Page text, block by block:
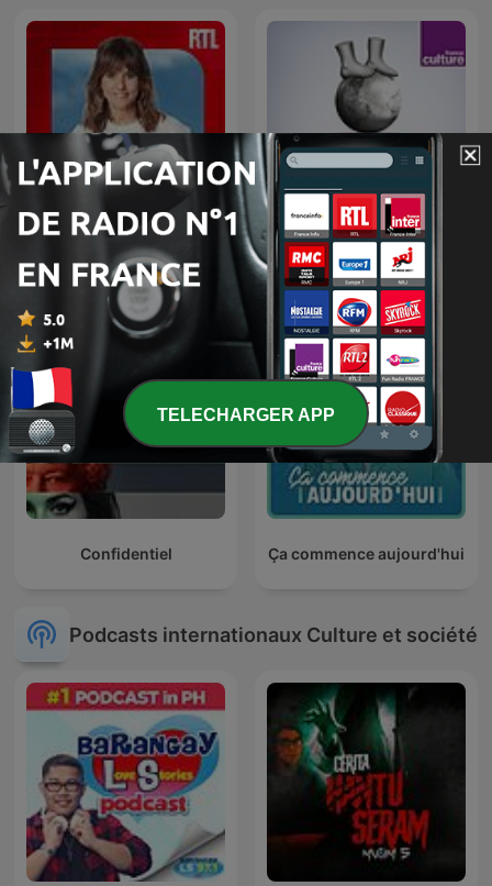
Un jour, une vie Les pieds sur terre
Confidentiel Ça commence aujourd'hui
Podcasts internationaux Culture et société
TELECHARGER APP